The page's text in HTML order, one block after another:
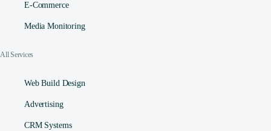
E-Commerce
Media Monitoring
All Services
Web Build Design
Advertising
CRM Systems